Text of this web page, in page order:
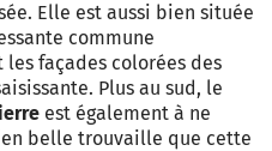
Elle est aussi bien située
commune
les façades colorées des
Plus au sud, le
est également à ne
belle trouvaille que cette